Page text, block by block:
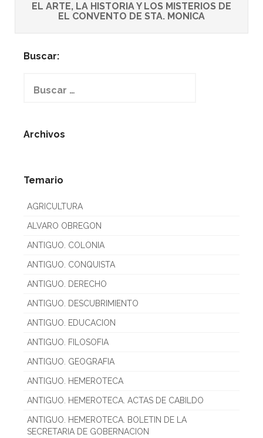
EL ARTE, LA HISTORIA Y LOS MISTERIOS DE
EL CONVENTO DE STA. MONICA
Buscar:
Archivos
Temario
AGRICULTURA
ALVARO OBREGON
ANTIGUO. COLONIA
ANTIGUO. CONQUISTA
ANTIGUO. DERECHO
ANTIGUO. DESCUBRIMIENTO
ANTIGUO. EDUCACION
ANTIGUO. FILOSOFIA
ANTIGUO. GEOGRAFIA
ANTIGUO. HEMEROTECA
ANTIGUO. HEMEROTECA. ACTAS DE CABILDO
ANTIGUO. HEMEROTECA. BOLETIN DE LA
SECRETARIA DE GOBERNACION